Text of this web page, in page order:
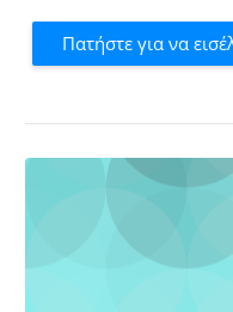
Πατήστε για να